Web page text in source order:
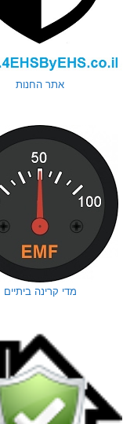
אתר החנות
מדי קרינה ביתיים